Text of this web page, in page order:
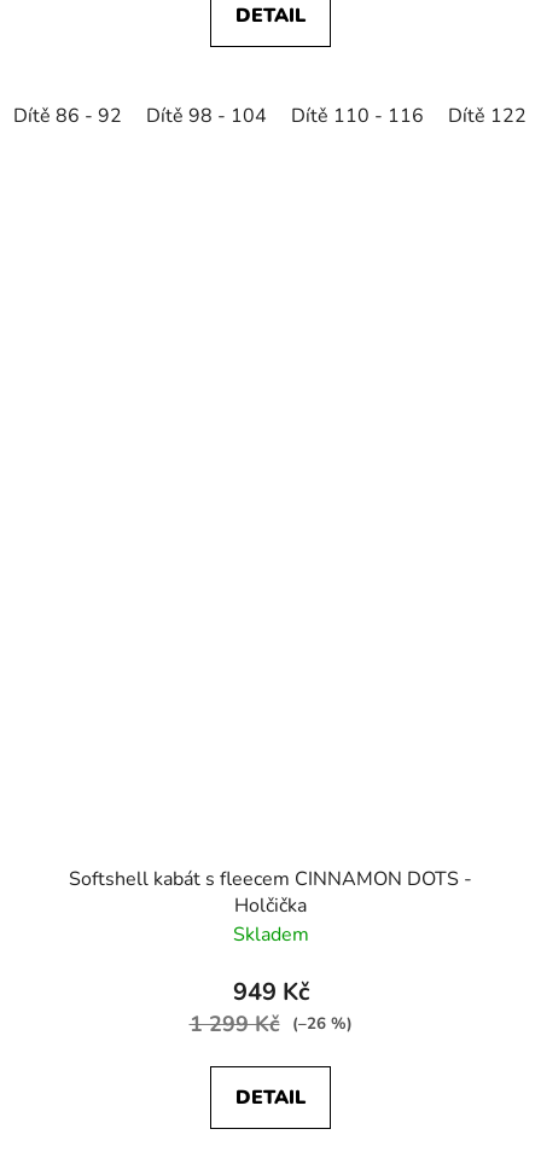
DETAIL
Dítě 86 - 92 Dítě 98 - 104 Dítě 110 - 116 Dítě 122
Softshell kabát s fleecem CINNAMON DOTS -
Holčička
Skladem
949 Kč
1 299 Kč (–26 %)
DETAIL